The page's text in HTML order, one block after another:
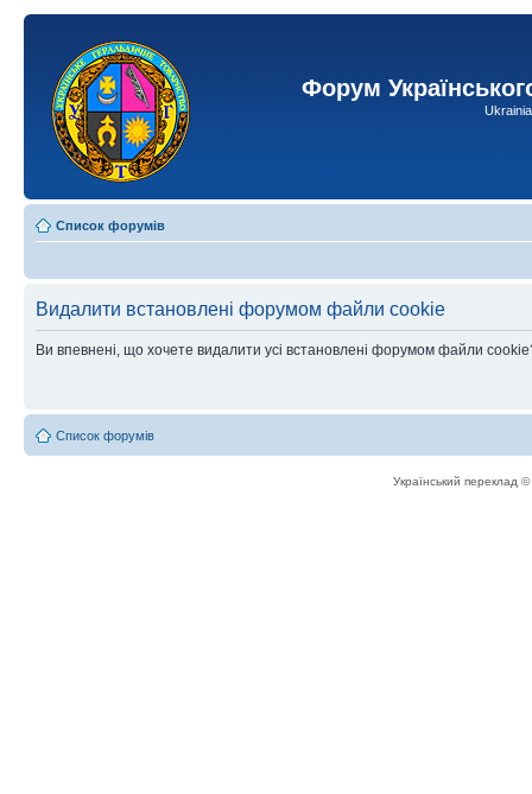
Форум
Список форумів
Видалити встановлені форумом файли cookie
Ви впевнені, що хочете видалити усі встановлені форумом файли
Список форумів
Український переклад